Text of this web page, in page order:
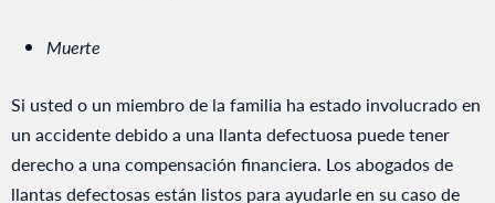
Muerte
Si usted o un miembro de la familia ha estado involucrado en
un accidente debido a una llanta defectuosa puede tener
derecho a una compensación financiera. Los abogados de
llantas defectosas están listos para ayudarle en su caso de